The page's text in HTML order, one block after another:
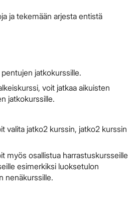
ja tekemään arjesta entistä
jatkokurssille.
voit jatkaa aikuisten
jatkokurssille.
valita jatko2 kurssin, jatko2 kurssin
myös osallistua harrastuskursseille
esimerkiksi luoksetulon
nenäkurssille.